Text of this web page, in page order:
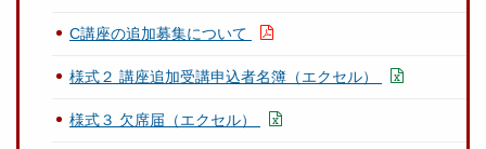
C講座の追加募集について
様式２ 講座追加受講申込者名簿（エクセル）
様式３ 欠席届（エクセル）